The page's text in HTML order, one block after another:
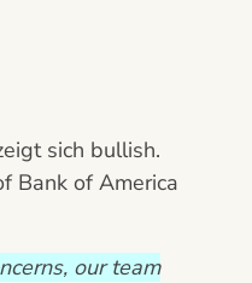
sich bullish.
Bank of America
our team